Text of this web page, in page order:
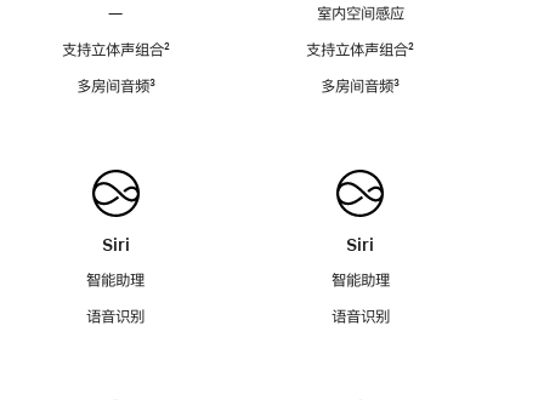
—
支持立体声组合脚
²
多房间音频脚
³
Siri
智能助理
语音识别
室内空间感应
支持立体声组合脚
²
多房间音频脚
³
Siri
智能助理
语音识别